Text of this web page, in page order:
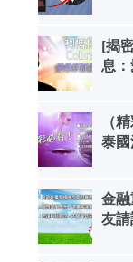
[揭
息
（
泰
金融
友